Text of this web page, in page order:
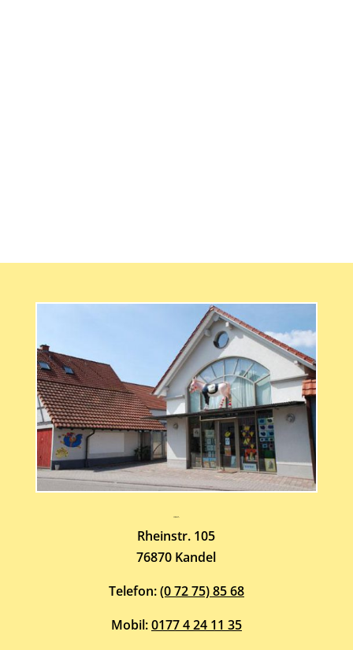
Rheinstr. 105
76870 Kandel
Telefon:(0 72 75) 85 68
Mobil:0177 4 24 11 35